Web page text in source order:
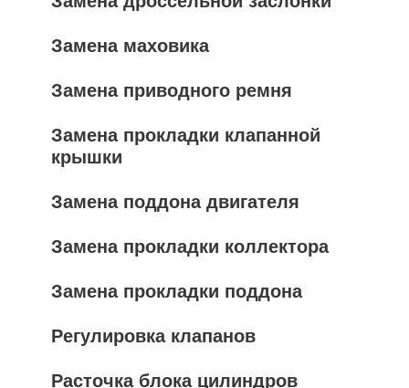
Замена маховика
Замена приводного ремня
Замена прокладки клапанной
крышки
Замена поддона двигателя
Замена прокладки коллектора
Замена прокладки поддона
Регулировка клапанов
Расточка блока цилиндров